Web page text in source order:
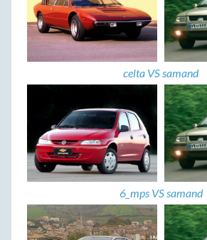
celta VS samand
6_mps VS samand